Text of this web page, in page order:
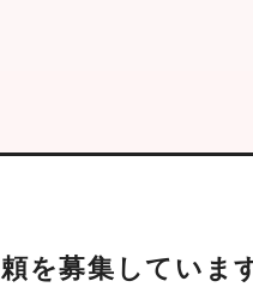
頼を募集 して い ま